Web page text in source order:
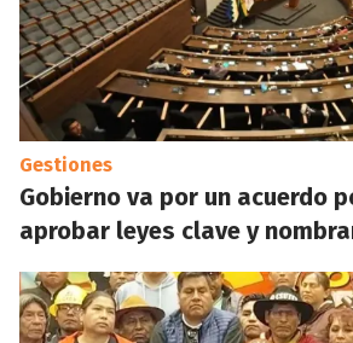
Gestiones
Gobierno va por un acuerdo
aprobar leyes clave y